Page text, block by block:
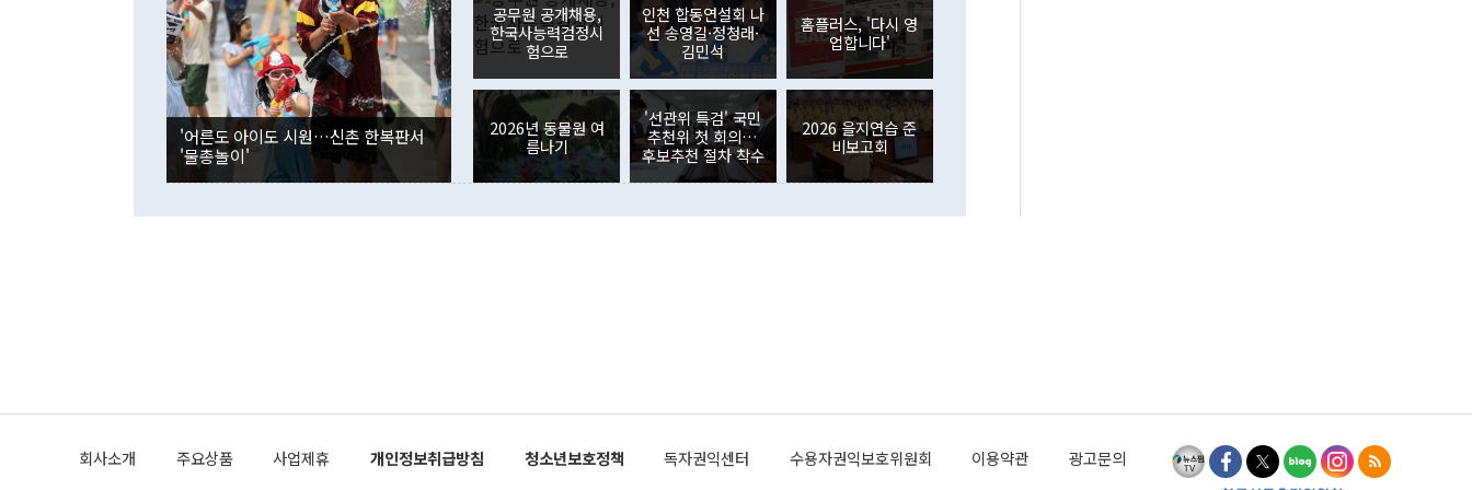
은 "그것은 외교부의 몫"이라며 "아직 거기까지 진도가 나가지 않았다"고
잘랐다. 정 장관이 이날 소개한 대북 구상과 설명은 정부 내 조율을 거치지
않았다는 점에서 문제가 있다. 특히 주적 표현 대체와 국호 사용, 9·19 군
사합의 복원, 4자회담 추진 등은 통일부 장관이 결정할 사안이 아니어서 월
권이라는 지적이 나오고 있다. 이 대통령은 정 장관의 업무보고를 듣고 난
뒤 "여기 업무보고에 발표했다고 승인난 건 아니다"라고 재차 확인했다. 정
부의 한 소식통은 "정 장관의 발언 내용은 대부분 국가안전보장회의(NSC)
를 거쳐 결정된 사안이 아닌 정 장관의 개인적 생각에 가깝다"며 "안보 관
련 부처 장관이 정부의 공식 정책이 아닌 사안을 추진하겠다고 업무보고를
하고 대통령의 면전에서 '국군통수권자가 나서야 한다'고 주장한 것은 심각
이나 미국은 북한에 선비핵화를 공식적으로 요구한 적이 없기 때문이다. 지
공하는 방식으로 이뤄졌다. 1994년 북·미 제네바 기본합의는 핵시설 동결
인의 해외투자가 80억1000만달러, 외국인의 국내투자가 46억3000만달러
각각 증가했다. 증권투자에서는 외국인의 국내 주식 매도세가 이어졌다. 외
국인의 국내 주식 투자는 차익실현 매도 등의 영향으로 316억1000만달러
감소하며 전월(-310억5000만달러)에 이어 역대 최대 순매도 기록을 다시
경신했다. 외국인의 국내 채권투자는 세계국채지수(WGBI) 자금 유입에도
분기 말 만기도래 영향으로 증가 폭이 줄어든 52억9000만달러를 기록했
다. 내국인의 해외 증권투자는 주식을 중심으로 35억6000만달러 증가했
다. eoyn2@newspim.com
'어른도 아이도 시원…신촌 한복판서
'물총놀이'
공무원 공개채용,
한국사능력검정시
험으로
인천 합동연설회 나
선 송영길·정청래·
김민석
홈플러스, '다시 영
업합니다'
2026년 동물원 여
름나기
'선관위 특검' 국민
추천위 첫 회의…
후보추천 절차 착수
2026 을지연습 준
비보고회
회사소개 주요상품 사업제휴 개인정보취급방침 청소년보호정책 독자권익센터 수용자권익보호위원회 이용약관 광고문의